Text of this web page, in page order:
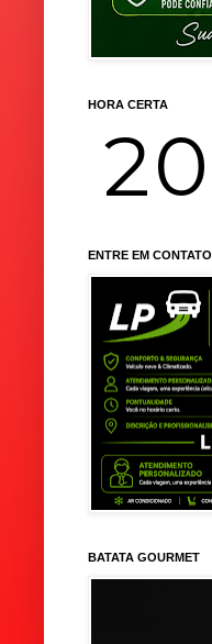
HORA CERTA
ENTRE EM CONTATO
BATATA GOURMET